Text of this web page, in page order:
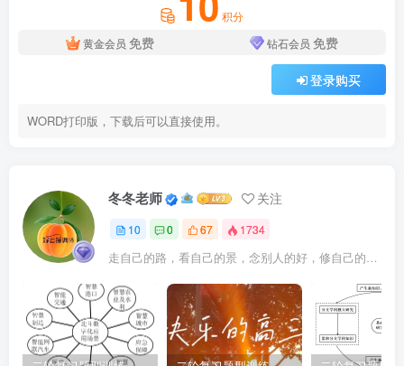
红色水利遗产是革命、建设和改革各历史时期，中国共
产党带领广大人民克服重重困难建成的各类水利设施，是革
命文化和社会主义先进文化的重要组成部分。全国首批革命
文物名录收录了河南林县(今林州市)红旗渠、江西上犹县红
军渠、西藏札达县英雄渠等86处红色水利遗产。红色水利遗
结合材料，运用文化传承与文化创新知识，说明为什么
红色水利遗产承载的文化精神具有恒久生命力。
【巩固演练】
4.（2023·江苏·统考高考真题）阅读材料，回答问题
积分
黄金会员 免费 钻石会员 免费
登录购买
WORD打印版，下载后可以直接使用。
冬冬老师 关注
10 0 67 1734
走自己的路，看自己的景，念别人的好，修自己的心。